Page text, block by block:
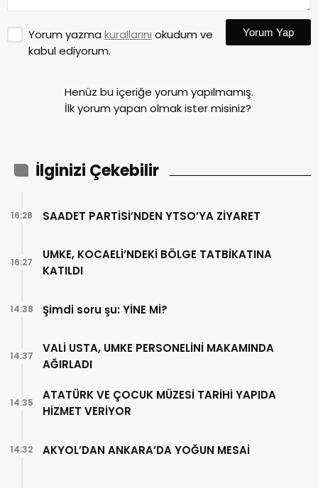
Yorum yazma kurallarını okudum ve
kabul ediyorum.
Yorum Yap
Henüz bu içeriğe yorum yapılmamış.
İlk yorum yapan olmak ister misiniz?
İlginizi Çekebilir
SAADET PARTİSİ’NDEN YTSO’YA ZİYARET
16:28
UMKE, KOCAELİ’NDEKİ BÖLGE TATBİKATINA
KATILDI
16:27
Şimdi soru şu: YİNE Mİ?
14:38
VALİ USTA, UMKE PERSONELİNİ MAKAMINDA
AĞIRLADI
14:37
ATATÜRK VE ÇOCUK MÜZESİ TARİHİ YAPIDA
HİZMET VERİYOR
14:35
AKYOL’DAN ANKARA’DA YOĞUN MESAİ
14:32